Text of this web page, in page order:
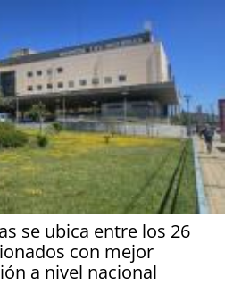
se ubica entre los 26
con mejor
a nivel nacional